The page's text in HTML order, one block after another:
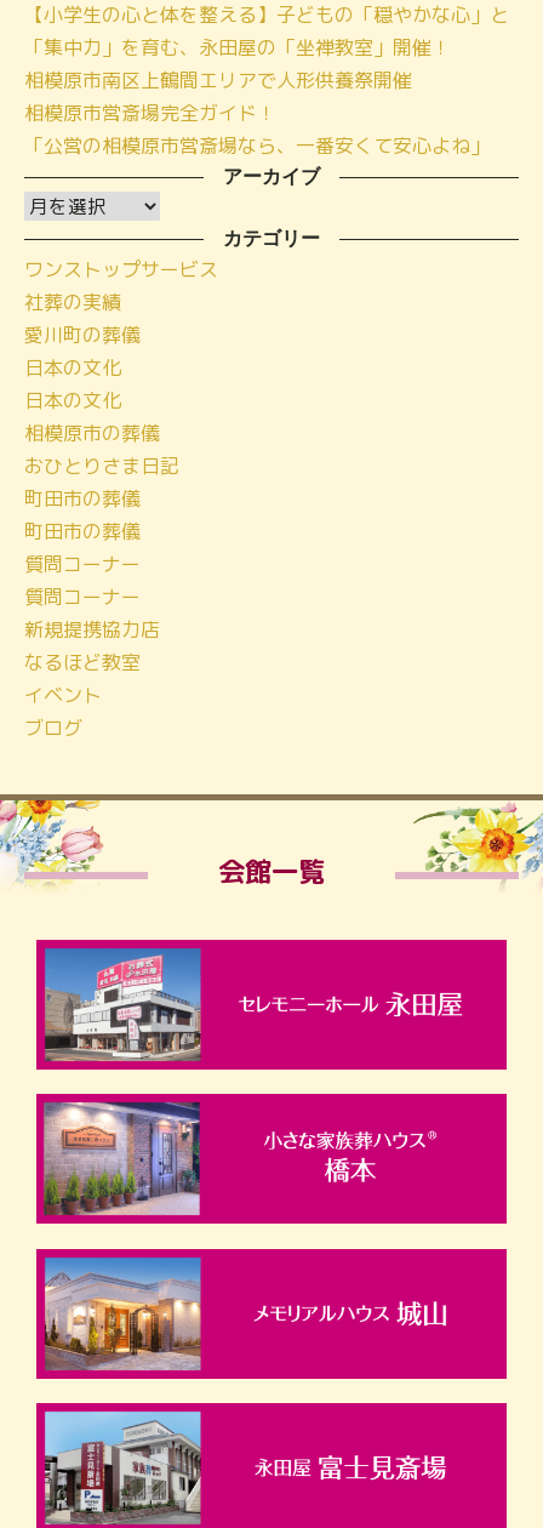
【小学生の心と体を整える】子どもの「穏やかな心」と
「集中力」を育む、永田屋の「坐禅教室」開催！
相模原市南区上鶴間エリアで人形供養祭開催
相模原市営斎場完全ガイド！
「公営の相模原市営斎場なら、一番安くて安心よね」
アーカイブ
ア
ー
カ
イ
ブ
カテゴリー
ワンストップサービス
社葬の実績
愛川町の葬儀
日本の文化
日本の文化
相模原市の葬儀
おひとりさま日記
町田市の葬儀
町田市の葬儀
質問コーナー
質問コーナー
新規提携協力店
なるほど教室
イベント
ブログ
会館一覧